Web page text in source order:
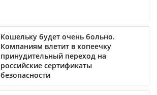
Кошельку будет очень больно.
Компаниям влетит в копеечку
принудительный переход на
российские сертификаты
безопасности